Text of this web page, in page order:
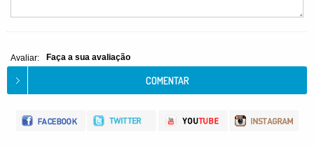
Avaliar: Faça a sua avaliação